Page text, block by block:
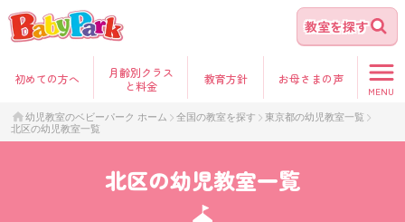
教室を探す
初めての方へ
月齢別クラス
と料金
教育方針 お母さまの声
MENU
幼児教室のベビーパーク ホーム 全国の教室を探す
東京都の幼児教室一覧
北区の幼児教室一覧
北区の幼児教室一覧